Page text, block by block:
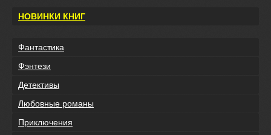
НОВИНКИ КНИГ
Фантастика
Фэнтези
Детективы
Любовные романы
Приключения